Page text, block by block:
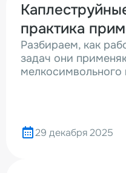
практика
Разбираем, как
задач они
мелкосимвольного
29 декабря 2025